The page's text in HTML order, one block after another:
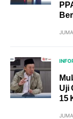
Uji
15